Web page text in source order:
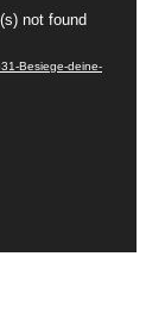
not found
Besiege-deine-